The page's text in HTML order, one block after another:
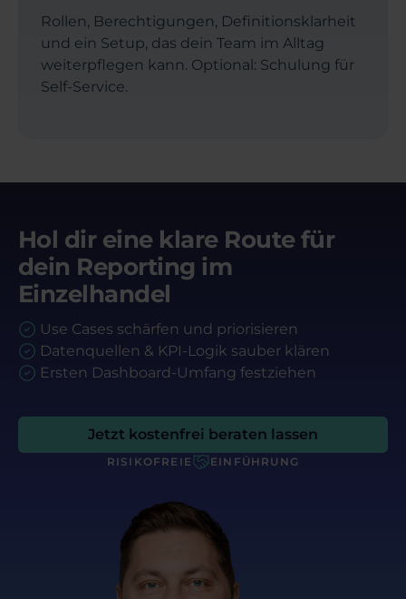
Rollen, Berechtigungen, Definitionsklarheit
und ein Setup, das dein Team im Alltag
weiterpflegen kann. Optional: Schulung für
Self-Service.
Hol dir eine klare Route für
dein Reporting im
Einzelhandel
Use Cases schärfen und priorisieren
Datenquellen & KPI-Logik sauber klären
Ersten Dashboard-Umfang festziehen
Jetzt kostenfrei beraten lassen
RISIKOFREIE EINFÜHRUNG